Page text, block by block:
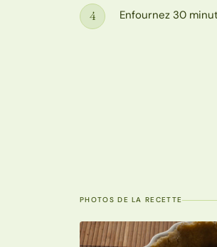
Étape
4 Enfournez 30
PHOTOS DE LA RECETTE